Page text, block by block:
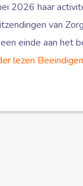
2026 haar
van
einde aan het
lezen